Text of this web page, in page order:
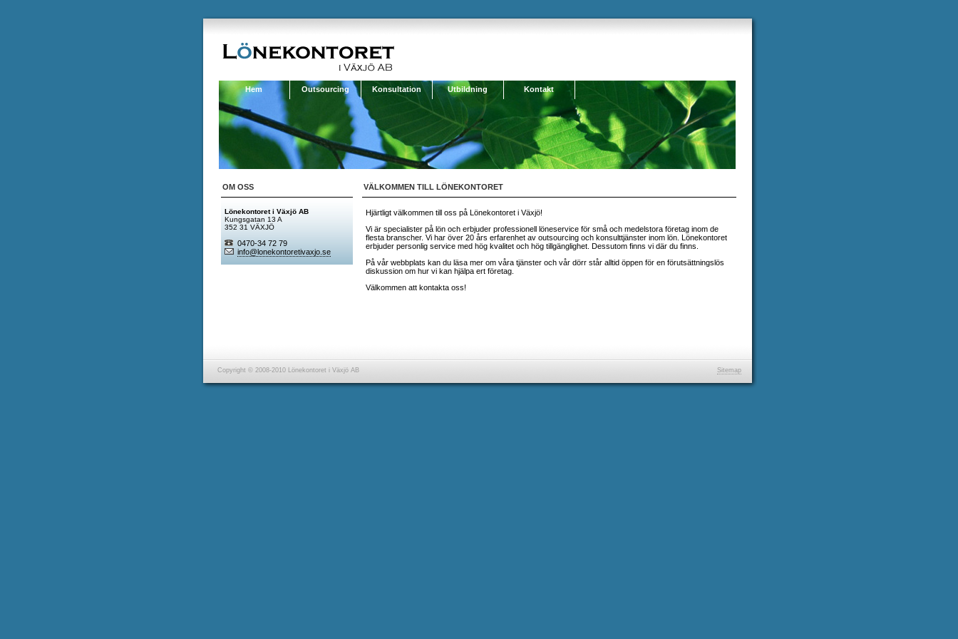
Hem Outsourcing Konsultation Utbildning Kontakt
OM OSS
Lönekontoret i Växjö AB
Kungsgatan 13 A
352 31 VÄXJÖ
0470-34 72 79
info@lonekontoretivaxjo.se
VÄLKOMMEN TILL LÖNEKONTORET
Hjärtligt välkommen till oss på Lönekontoret i Växjö!
Vi är specialister på lön och erbjuder professionell löneservice för små och medelstora företag inom de
flesta branscher. Vi har över 20 års erfarenhet av outsourcing och konsulttjänster inom lön. Lönekontoret
erbjuder personlig service med hög kvalitet och hög tillgänglighet. Dessutom finns vi där du finns.
På vår webbplats kan du läsa mer om våra tjänster och vår dörr står alltid öppen för en förutsättningslös
diskussion om hur vi kan hjälpa ert företag.
Välkommen att kontakta oss!
Copyright © 2008-2010 Lönekontoret i Växjö AB Sitemap